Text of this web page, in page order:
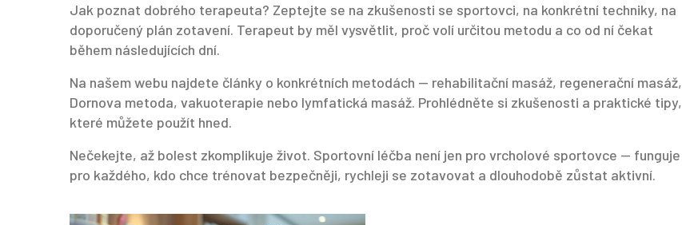
Jak poznat dobrého terapeuta? Zeptejte se na zkušenosti se sportovci, na konkrétní techniky, na
doporučený plán zotavení. Terapeut by měl vysvětlit, proč volí určitou metodu a co od ní čekat
během následujících dní.
Na našem webu najdete články o konkrétních metodách — rehabilitační masáž, regenerační masáž,
Dornova metoda, vakuoterapie nebo lymfatická masáž. Prohlédněte si zkušenosti a praktické tipy,
které můžete použít hned.
Nečekejte, až bolest zkomplikuje život. Sportovní léčba není jen pro vrcholové sportovce — funguje
pro každého, kdo chce trénovat bezpečněji, rychleji se zotavovat a dlouhodobě zůstat aktivní.